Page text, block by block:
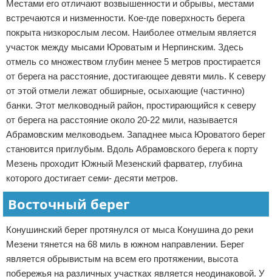
Местами его отличают возвышенности и обрывы, местами
встречаются и низменности. Кое-где поверхность берега
покрыта низкорослым лесом. Наиболее отмелым является
участок между мысами Юроватым и Нерпинским. Здесь
отмель со множеством глубин менее 5 метров простирается
от берега на расстояние, достигающее девяти миль. К северу
от этой отмели лежат обширные, осыхающие (частично)
банки. Этот мелководный район, простирающийся к северу
от берега на расстояние около 20-22 мили, называется
Абрамовским мелководьем. Западнее мыса Юроватого берег
становится приглубым. Вдоль Абрамовского берега к порту
Мезень проходит Южный Мезенский фарватер, глубина
которого достигает семи- десяти метров.
Восточный берег
Конушинский берег протянулся от мыса Конушина до реки
Мезени тянется на 68 миль в южном направлении. Берег
является обрывистым на всем его протяжении, высота
побережья на различных участках является неодинаковой. У